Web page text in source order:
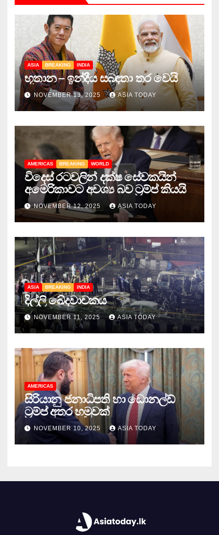
ASIA BREAKING INDIA
භූතාන – ඉන්දීය සබඳතා තර වෙයි
NOVEMBER 13, 2025 ASIA TODAY
AMERICAS BREAKING WORLD
විදෙස් රටවලින් දක්ෂ සේවකයින්
අමෙරිකාවට අවශ්‍ය බව ට්‍රම්ප් කියයි
NOVEMBER 12, 2025 ASIA TODAY
ASIA BREAKING INDIA
දිල්ලි ඛේදවාචකය
NOVEMBER 11, 2025 ASIA TODAY
AMERICAS
සිරියානු ජනාධිපති හා ඩොනල්ඩ්
ට්‍රම්ප් අතර හමුවක්
NOVEMBER 10, 2025 ASIA TODAY